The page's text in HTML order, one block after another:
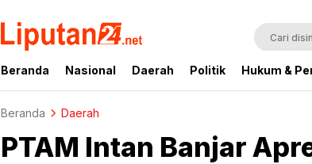
liputan24.net
Beranda Nasional Daerah Politik Hukum &
Beranda Daerah
PTAM Intan Banjar